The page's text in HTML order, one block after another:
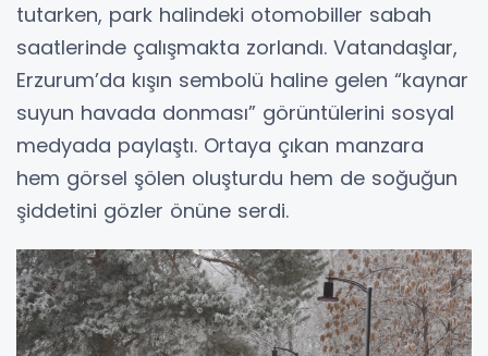
tutarken, park halindeki otomobiller sabah
saatlerinde çalışmakta zorlandı. Vatandaşlar,
Erzurum’da kışın sembolü haline gelen “kaynar
suyun havada donması” görüntülerini sosyal
medyada paylaştı. Ortaya çıkan manzara
hem görsel şölen oluşturdu hem de soğuğun
şiddetini gözler önüne serdi.